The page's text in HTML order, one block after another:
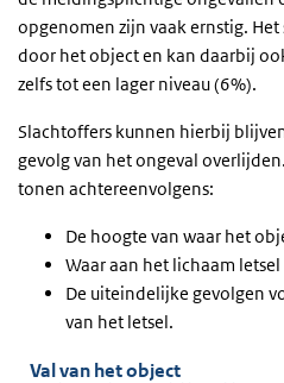
opgenomen zijn vaak ernstig.
door het object en kan daarbij
zelfs tot een lager niveau (6%).
Slachtoffers kunnen hierbij
gevolg van het ongeval
tonen achtereenvolgens:
De hoogte van waar het
Waar aan het lichaam
De uiteindelijke gevolgen
van het letsel.